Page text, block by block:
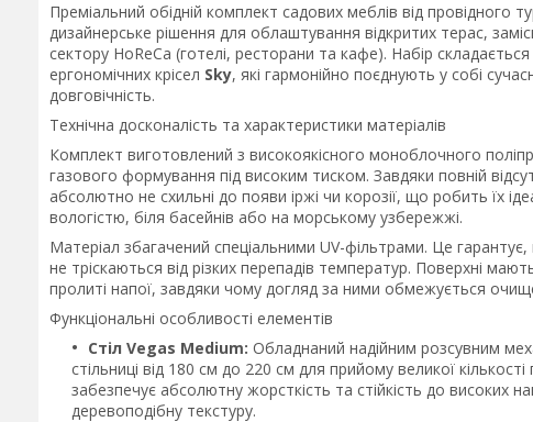
Преміальний обідній комплект садових меблів від провідного
дизайнерське рішення для облаштування відкритих терас,
сектору HoReCa (готелі, ресторани та кафе). Набір
ергономічних крісел Sky, які гармонійно поєднують у собі
довговічність.
Технічна досконалість та характеристики матеріалів
Комплект виготовлений з високоякісного моноблочного
газового формування під високим тиском. Завдяки повній
абсолютно не схильні до появи іржі чи корозії, що робить їх
вологістю, біля басейнів або на морському узбережжі.
Матеріал збагачений спеціальними UV-фільтрами. Це
не тріскаються від різких перепадів температур. Поверхні
пролиті напої, завдяки чому догляд за ними обмежується
Функціональні особливості елементів
Стіл Vegas Medium: Обладнаний надійним розсувним
стільниці від 180 см до 220 см для прийому великої
забезпечує абсолютну жорсткість та стійкість до
деревоподібну текстуру.